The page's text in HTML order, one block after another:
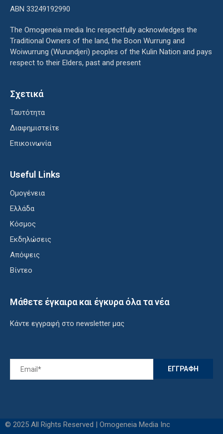
ΑΒΝ 33249192990
The Omogeneia media Inc respectfully acknowledges the
Traditional Owners of the land, the Boon Wurrung and
Woiwurrung (Wurundjeri) peoples of the Kulin Nation and pays
respect to their Elders, past and present
Σχετικά
Ταυτότητα
Διαφημιστείτε
Επικοινωνία
Useful Links
Ομογένεια
Ελλάδα
Κόσμος
Εκδηλώσεις
Απόψεις
Βίντεο
Μάθετε έγκαιρα και έγκυρα όλα τα νέα
Κάντε εγγραφή στο newsletter μας
© 2025 All Rights Reserved | Omogeneia Media Inc